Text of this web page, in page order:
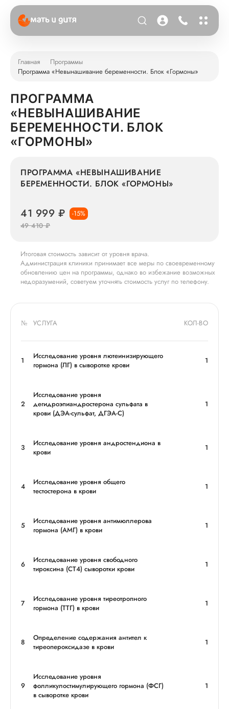
Главная
Программы
Программа «Невынашивание беременности. Блок «Гормоны»
ПРОГРАММА
«НЕВЫНАШИВАНИЕ
БЕРЕМЕННОСТИ. БЛОК
«ГОРМОНЫ»
№ УСЛУГА КОЛ-ВО
1
Исследование уровня лютеинизирующего
гормона (ЛГ) в сыворотке крови
1
2
Исследование уровня
дегидроэпиандростерона сульфата в
крови (ДЭА-сульфат, ДГЭА-С)
1
3
Исследование уровня андростендиона в
крови
1
4
Исследование уровня общего
тестостерона в крови
1
5
Исследование уровня антимюллерова
гормона (АМГ) в крови
1
6
Исследование уровня свободного
тироксина (СТ4) сыворотки крови
1
7
Исследование уровня тиреотропного
гормона (ТТГ) в крови
1
8
Определение содержания антител к
тиреопероксидазе в крови
1
9
Исследование уровня
фолликулостимулирующего гормона (ФСГ)
в сыворотке крови
1
ПРОГРАММА «НЕВЫНАШИВАНИЕ
БЕРЕМЕННОСТИ. БЛОК «ГОРМОНЫ»
41 999 ₽
-15%
49 410 ₽
Итоговая стоимость зависит от уровня врача.
Администрация клиники принимает все меры по своевременному
обновлению цен на программы, однако во избежание возможных
недоразумений, советуем уточнять стоимость услуг по телефону.